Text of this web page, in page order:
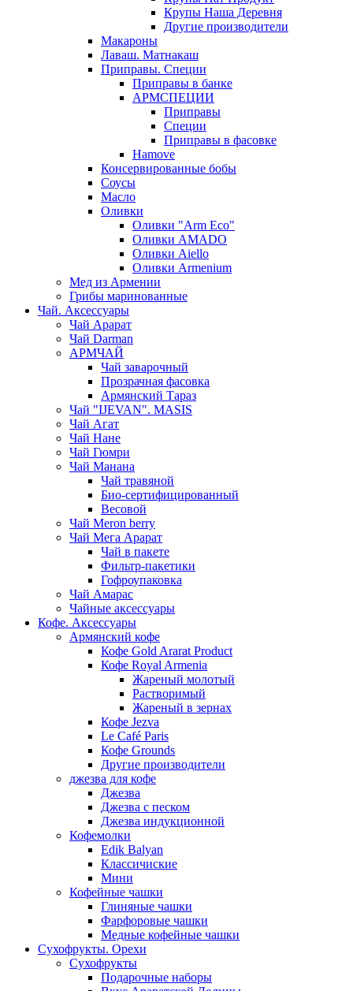
Крупы Наша Деревня
Другие производители
Макароны
Лаваш. Матнакаш
Приправы. Специи
Приправы в банке
АРМСПЕЦИИ
Приправы
Специи
Приправы в фасовке
Hamove
Консервированные бобы
Соусы
Масло
Оливки
Оливки "Arm Eco"
Оливки AMADO
Оливки Aiello
Оливки Armenium
Мед из Армении
Грибы маринованные
Чай. Аксессуары
Чай Арарат
Чай Darman
АРМЧАЙ
Чай заварочный
Прозрачная фасовка
Армянский Тараз
Чай "IJEVAN". MASIS
Чай Агат
Чай Нане
Чай Гюмри
Чай Манана
Чай травяной
Био-сертифицированный
Весовой
Чай Meron berry
Чай Мега Арарат
Чай в пакете
Фильтр-пакетики
Гофроупаковка
Чай Амарас
Чайные аксессуары
Кофе. Аксессуары
Армянский кофе
Кофе Gold Ararat Product
Кофе Royal Armenia
Жареный молотый
Растворимый
Жареный в зернах
Кофе Jezva
Le Café Paris
Кофе Grounds
Другие производители
джезва для кофе
Джезва
Джезва с песком
Джезва индукционной
Кофемолки
Edik Balyan
Классичиские
Мини
Кофейные чашки
Глиняные чашки
Фарфоровые чашки
Медные кофейные чашки
Сухофрукты. Орехи
Сухофрукты
Подарочные наборы